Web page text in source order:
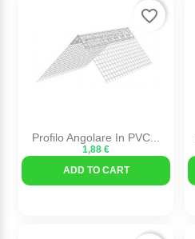
Profilo Angolare In PVC...
1,88 €
ADD TO CART
favorite_border